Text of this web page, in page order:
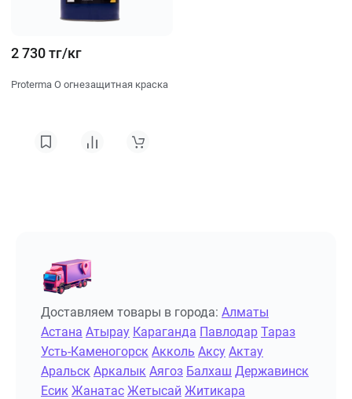
2 730 тг/кг
Proterma О огнезащитная краска
Доставляем товары в города: Алматы
Астана Атырау Караганда Павлодар Тараз
Усть-Каменогорск Акколь Аксу Актау
Аральск Аркалык Аягоз Балхаш Державинск
Есик Жанатас Жетысай Житикара